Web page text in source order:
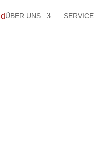
ÜBER UNS SERVICE